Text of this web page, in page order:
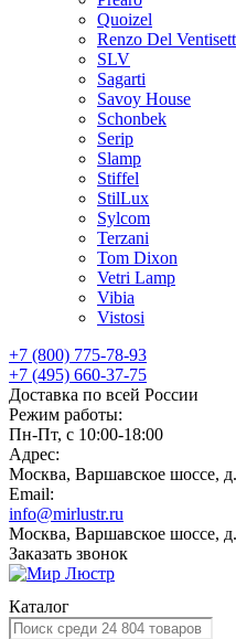
Quoizel
Renzo Del
SLV
Sagarti
Savoy House
Schonbek
Serip
Slamp
Stiffel
StilLux
Sylcom
Terzani
Tom Dixon
Vetri Lamp
Vibia
Vistosi
+7 (800) 775-78-93
+7 (495) 660-37-75
Доставка по всей России
Режим работы:
Пн-Пт, с 10:00-18:00
Адрес:
Москва, Варшавское шоссе,
Email:
info@mirlustr.ru
Москва, Варшавское шоссе,
Заказать звонок
Каталог